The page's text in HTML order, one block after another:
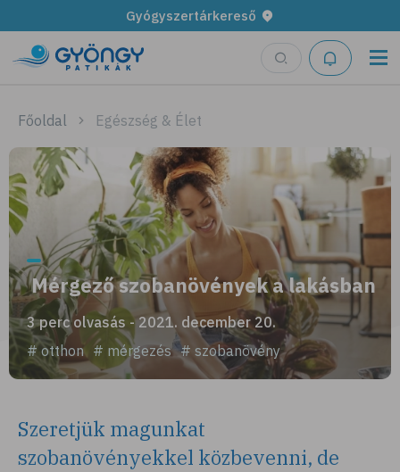
Gyógyszertárkereső
Főoldal Egészség & Élet
Mérgező szobanövények a lakásban
3 perc olvasás - 2021. december 20.
# otthon # mérgezés # szobanövény
Szeretjük magunkat
szobanövényekkel közbevenni, de